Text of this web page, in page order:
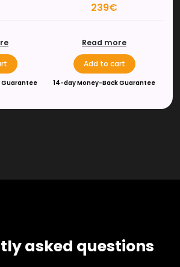
239€
Guarantee
Read more
Add to cart
14-day Money-Back Guarantee
asked questions